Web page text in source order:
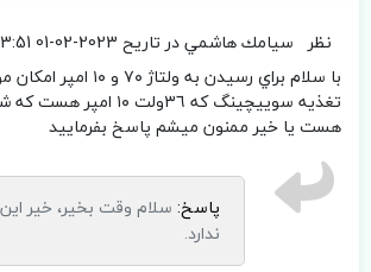
نظر سيامك هاشميدر تاریح 2023-02-01 15:33:51
با سلام براي رسيدن به
تغذيه سوييچينگ كه ٣٦ولت
هست يا خير ممنون ميشم پاسخ بفرماييد
پاسخ:سلام وقت بخیر، خیر
ندارد.